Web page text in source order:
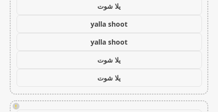
يلا شوت
yalla shoot
yalla shoot
يلا شوت
يلا شوت
!